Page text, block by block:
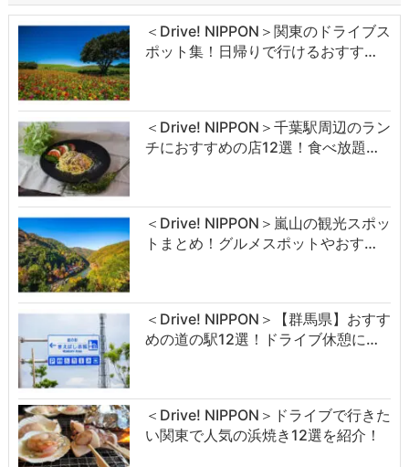
＜Drive! NIPPON＞関東のドライブス
ポット集！日帰りで行けるおすす…
＜Drive! NIPPON＞千葉駅周辺のラン
チにおすすめの店12選！食べ放題…
＜Drive! NIPPON＞嵐山の観光スポッ
トまとめ！グルメスポットやおす…
＜Drive! NIPPON＞【群馬県】おすす
めの道の駅12選！ドライブ休憩に…
＜Drive! NIPPON＞ドライブで行きた
い関東で人気の浜焼き12選を紹介！